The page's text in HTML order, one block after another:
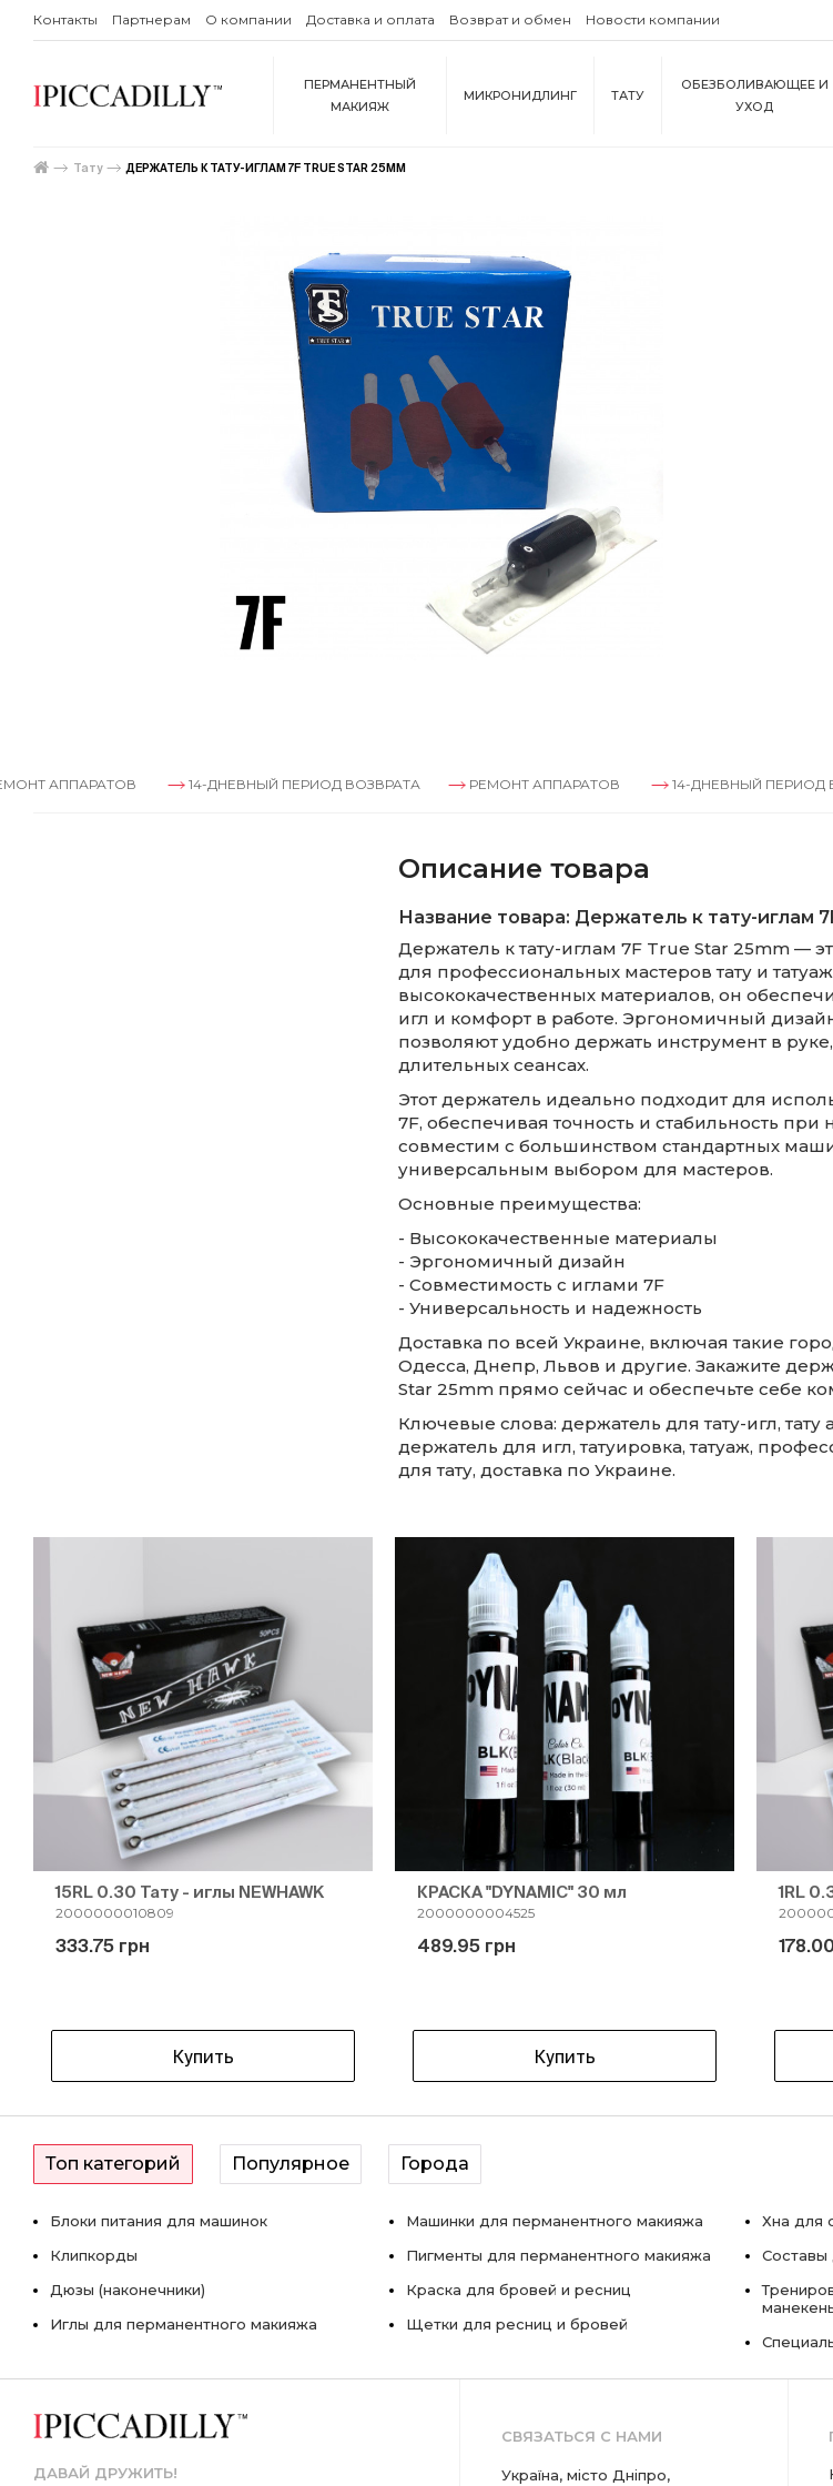
Контакты Партнерам О компании Доставка и оплата Возврат и обмен Новости компании
ПЕРМАНЕНТНЫЙ
МАКИЯЖ
МИКРОНИДЛИНГ ТАТУ
ОБЕЗБОЛИВАЮЩЕЕ И
УХОД
Тату ДЕРЖАТЕЛЬ К ТАТУ-ИГЛАМ 7F TRUE STAR 25MM
14-ДНЕВНЫЙ ПЕРИОД ВОЗВРАТА РЕМОНТ АППАРАТОВ 14-ДНЕВНЫЙ ПЕРИОД
Описание товара
Название товара: Держатель к тату-иглам
Держатель к тату-иглам 7F True Star 25mm —
для профессиональных мастеров тату и
высококачественных материалов, он
игл и комфорт в работе. Эргономичный
позволяют удобно держать инструмент в
длительных сеансах.
Этот держатель идеально подходит для
7F, обеспечивая точность и стабильность
совместим с большинством стандартных
универсальным выбором для мастеров.
Основные преимущества:
- Высококачественные материалы
- Эргономичный дизайн
- Совместимость с иглами 7F
- Универсальность и надежность
Доставка по всей Украине, включая такие
Одесса, Днепр, Львов и другие. Закажите
Star 25mm прямо сейчас и обеспечьте себе
Ключевые слова: держатель для тату-игл, тату
держатель для игл, татуировка, татуаж,
для тату, доставка по Украине.
15RL 0.30 Тату - иглы NEWHAWK
2000000010809
333.75 грн
Купить
КРАСКА "DYNAMIC" 30 мл
2000000004525
489.95 грн
Купить
1RL
Топ категорий Популярное Города
Блоки питания для машинок
Клипкорды
Дюзы (наконечники)
Иглы для перманентного макияжа
Машинки для перманентного макияжа
Пигменты для перманентного макияжа
Краска для бровей и ресниц
Щетки для ресниц и бровей
Хна для
Составы
ДАВАЙ ДРУЖИТЬ!
СВЯЗАТЬСЯ С НАМИ
Україна, місто Дніпро,